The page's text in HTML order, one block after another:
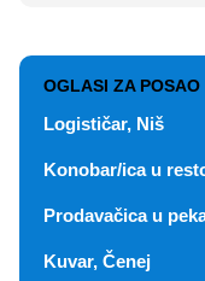
OGLASI ZA POSAO
Logističar, Niš
Konobar/ica u
Prodavačica u
Kuvar, Čenej